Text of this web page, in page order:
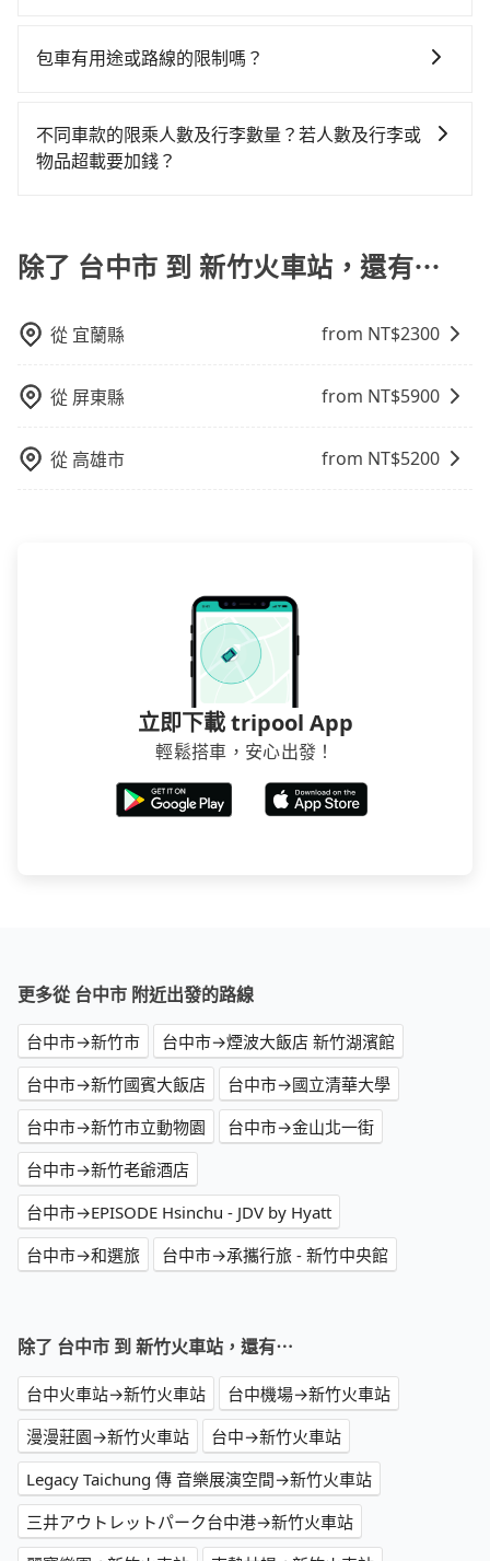
不馬上來預約tripool！如果你僅有兩位乘車，也可參考
況，打開車門才發現仍有上一組乘客遺留的垃圾或者撞
用戶卻遲遲尚未歸還，又或者要還車時卻偏偏找不到停
車位，對於急著用車或者要載其他乘客的人來說就有不
就顯得非常不便。
不限單程或來回。
車、私家車或野雞車在招攬生意，這不僅是違法可能被
都無法監控或追查。最好別為了省小錢而冒上不必要的
風險。而tripool雇用的司機、使用的車輛以及配合的車
不是R或T開頭的車，就一定是違法。
包車有用途或路線的限制嗎？
只要是長途交通且途中遵守台灣法律，無論是清明掃
墓、包車旅遊、參加喜宴/喪禮、就醫回診、登山露營、
一天下午五點以前完成預約，隔天保證出車。如需公司
報帳打統編，在結帳時可以受理，並於乘車後一週內寄
不同車款的限乘人數及行李數量？若人數及行李或
物品超載要加錢？
身行李與兩個30吋行李箱 五人座休旅車可乘坐四位乘
客，並可攜帶四個隨身行李與三個30吋行李箱 九人座廂
吋行李箱。 為了確保行車安全及遵守相關法規，我們不
據情況收取微搬家費用，費用在300至500元之間。
除了 台中市 到 新竹火車站，還有⋯
從 宜蘭縣 from NT$2300
從 屏東縣 from NT$5900
從 高雄市 from NT$5200
立即下載 tripool App
輕鬆搭車，安心出發！
更多從 台中市 附近出發的路線
台中市→新竹市
台中市→煙波大飯店 新竹湖濱館
台中市→新竹國賓大飯店
台中市→國立清華大學
台中市→新竹市立動物園
台中市→金山北一街
台中市→新竹老爺酒店
台中市→EPISODE Hsinchu - JDV by Hyatt
台中市→和選旅
台中市→承攜行旅 - 新竹中央館
除了 台中市 到 新竹火車站，還有⋯
台中火車站→新竹火車站
台中機場→新竹火車站
漫漫莊園→新竹火車站
台中→新竹火車站
Legacy Taichung 傳 音樂展演空間→新竹火車站
三井アウトレットパーク台中港→新竹火車站